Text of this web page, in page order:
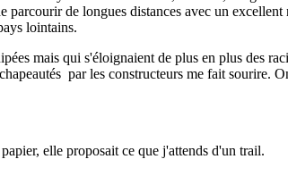
parcourir de longues distances avec un
lointains.
mais qui s'éloignaient de plus en plus des
par les constructeurs me fait sourire.
elle proposait ce que j'attends d'un trail.